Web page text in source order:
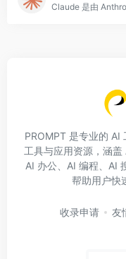
PROMPT 是专业的 AI
工具与应用资源，涵盖
AI 办公、AI 编程、AI
帮助用户快
收录申请 友